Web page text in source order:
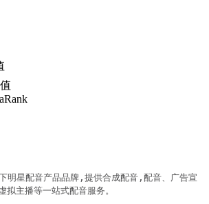
明星配音产品品牌,提供合成配音,配音、广告宣
主播等一站式配音服务。